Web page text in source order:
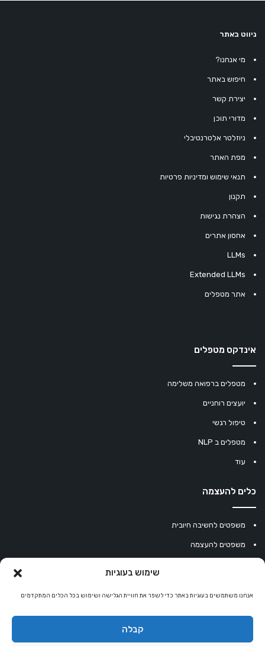
שימוש בעוגיות
אנחנו משתמשים בעוגיות באתר כדי לשפר את חוויית הגלישה ושימוש בכל הכלים המתקדמים
קבלה
ניווט באתר
מי אנחנו?
חיפוש באתר
יצירת קשר
מדורי תוכן
ניוזלטר אלטרנטיבלי
מפת האתר
תנאי שימוש ומדיניות פרטיות
תקנון
הצהרת נגישות
אחסון אתרים
LLMs
Extended LLMs
אתר מטפלים
אינדקס מטפלים
מטפלים ברפואה משלימה
יועצים רוחניים
טיפול רגשי
מטפלים ב NLP
עוד
כלים להעצמה
משפטים לחשיבה חיובית
משפטים להעצמה